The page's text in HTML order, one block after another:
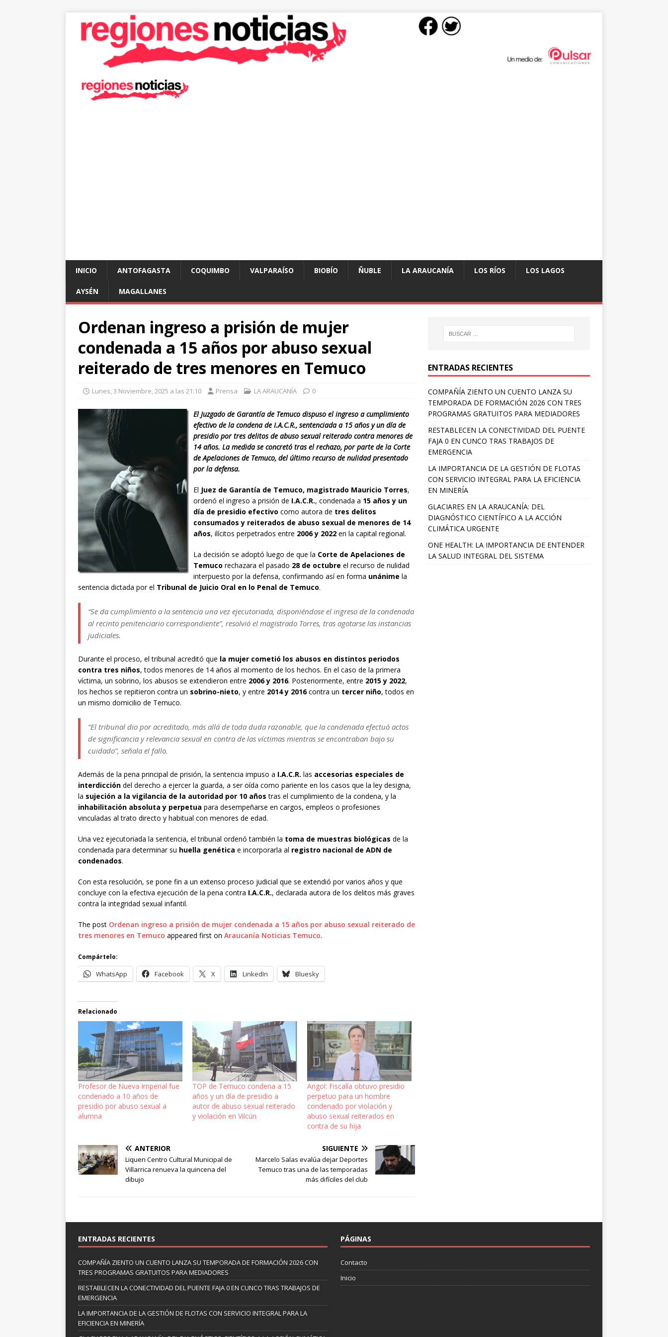
INICIO ANTOFAGASTA COQUIMBO VALPARAÍSO BIOBÍO ÑUBLE LA ARAUCANÍA LOS RÍOS LOS LAGOS
AYSÉN MAGALLANES
Ordenan ingreso a prisión de mujer
condenada a 15 años por abuso sexual
reiterado de tres menores en Temuco
Lunes, 3 Noviembre, 2025 a las 21:10 Prensa LA ARAUCANÍA 0
El Juzgado de Garantía de Temuco dispuso el ingreso a cumplimiento
efectivo de la condena de I.A.C.R., sentenciada a 15 años y un día de
presidio por tres delitos de abuso sexual reiterado contra menores de
14 años. La medida se concretó tras el rechazo, por parte de la Corte
de Apelaciones de Temuco, del último recurso de nulidad presentado
por la defensa.
El Juez de Garantía de Temuco, magistrado Mauricio Torres,
ordenó el ingreso a prisión de I.A.C.R., condenada a 15 años y un
día de presidio efectivo como autora de tres delitos
consumados y reiterados de abuso sexual de menores de 14
años, ilícitos perpetrados entre 2006 y 2022 en la capital regional.
La decisión se adoptó luego de que la Corte de Apelaciones de
Temuco rechazara el pasado 28 de octubre el recurso de nulidad
interpuesto por la defensa, confirmando así en forma unánime la
sentencia dictada por el Tribunal de Juicio Oral en lo Penal de Temuco.
“Se da cumplimiento a la sentencia una vez ejecutoriada, disponiéndose el ingreso de la condenada
al recinto penitenciario correspondiente”, resolvió el magistrado Torres, tras agotarse las instancias
judiciales.
Durante el proceso, el tribunal acreditó que la mujer cometió los abusos en distintos periodos
contra tres niños, todos menores de 14 años al momento de los hechos. En el caso de la primera
víctima, un sobrino, los abusos se extendieron entre 2006 y 2016. Posteriormente, entre 2015 y 2022,
los hechos se repitieron contra un sobrino-nieto, y entre 2014 y 2016contra un tercer niño, todos en
un mismo domicilio de Temuco.
“El tribunal dio por acreditado, más allá de toda duda razonable, que la condenada efectuó actos
de significancia y relevancia sexual en contra de las víctimas mientras se encontraban bajo su
cuidado”, señala el fallo.
Además de la pena principal de prisión, la sentencia impuso a I.A.C.R. las accesorias especiales de
interdicción del derecho a ejercer la guarda, a ser oída como pariente en los casos que la ley designa,
la sujeción a la vigilancia de la autoridad por 10 años tras el cumplimiento de la condena, y la
inhabilitación absoluta y perpetua para desempeñarse en cargos, empleos o profesiones
vinculadas al trato directo y habitual con menores de edad.
Una vez ejecutoriada la sentencia, el tribunal ordenó también la toma de muestras biológicas de la
condenada para determinar su huella genética e incorporarla al registro nacional de ADN de
condenados.
Con esta resolución, se pone fin a un extenso proceso judicial que se extendió por varios años y que
concluye con la efectiva ejecución de la pena contra I.A.C.R., declarada autora de los delitos más graves
contra la integridad sexual infantil.
The post Ordenan ingreso a prisión de mujer condenada a 15 años por abuso sexual reiterado de
tres menores en Temuco appeared first on Araucanía Noticias Temuco.
Compártelo:
WhatsApp Facebook X LinkedIn Bluesky
Relacionado
Profesor de Nueva Imperial fue
condenado a 10 años de
presidio por abuso sexual a
alumna
TOP de Temuco condena a 15
años y un día de presidio a
autor de abuso sexual reiterado
y violación en Vilcún
Angol: Fiscalía obtuvo presidio
perpetuo para un hombre
condenado por violación y
abuso sexual reiterados en
contra de su hija
ANTERIOR
Liquen Centro Cultural Municipal de
Villarrica renueva la quincena del
dibujo
SIGUIENTE
Marcelo Salas evalúa dejar Deportes
Temuco tras una de las temporadas
más difíciles del club
ENTRADAS RECIENTES
COMPAÑÍA ZIENTO UN CUENTO LANZA SU
TEMPORADA DE FORMACIÓN 2026 CON TRES
PROGRAMAS GRATUITOS PARA MEDIADORES
RESTABLECEN LA CONECTIVIDAD DEL PUENTE
FAJA 0 EN CUNCO TRAS TRABAJOS DE
EMERGENCIA
LA IMPORTANCIA DE LA GESTIÓN DE FLOTAS
CON SERVICIO INTEGRAL PARA LA EFICIENCIA
EN MINERÍA
GLACIARES EN LA ARAUCANÍA: DEL
DIAGNÓSTICO CIENTÍFICO A LA ACCIÓN
CLIMÁTICA URGENTE
ONE HEALTH: LA IMPORTANCIA DE ENTENDER
LA SALUD INTEGRAL DEL SISTEMA
ENTRADAS RECIENTES
COMPAÑÍA ZIENTO UN CUENTO LANZA SU TEMPORADA DE FORMACIÓN 2026 CON
TRES PROGRAMAS GRATUITOS PARA MEDIADORES
RESTABLECEN LA CONECTIVIDAD DEL PUENTE FAJA 0 EN CUNCO TRAS TRABAJOS DE
EMERGENCIA
LA IMPORTANCIA DE LA GESTIÓN DE FLOTAS CON SERVICIO INTEGRAL PARA LA
EFICIENCIA EN MINERÍA
PÁGINAS
Contacto
Inicio